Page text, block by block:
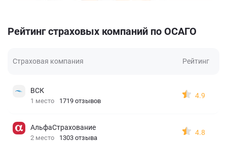
Рейтинг страховых компаний по ОСАГО
Страховая компания Рейтинг
ВСК
1 место 1719 отзывов
4.9
АльфаСтрахование
2 место 1303 отзыва
4.8